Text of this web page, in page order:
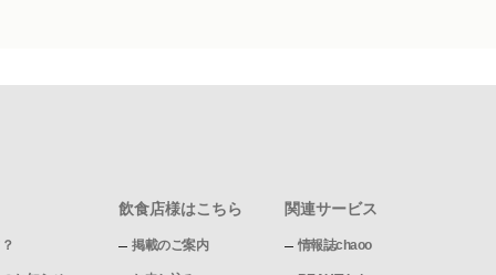
飲食店様はこちら
掲載のご案内
関連サービス
情報誌chaoo